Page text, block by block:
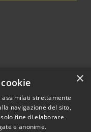
© 2026 • Comune di
×
assimilati strettamente
navigazione del sito,
fine di elaborare
e anonime.